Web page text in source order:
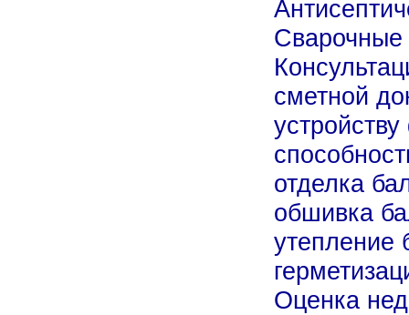
Сварочные
сметной
отделка
обшивка
утепление
Оценка